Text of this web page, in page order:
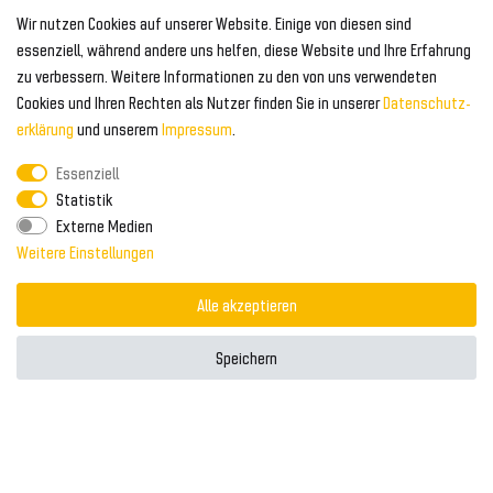
Wir nutzen Cookies auf unserer Website. Einige von diesen sind
essenziell, während andere uns helfen, diese Website und Ihre Erfahrung
zu verbessern. Weitere Informationen zu den von uns verwendeten
Cookies und Ihren Rechten als Nutzer finden Sie in unsererDaten­schutz­
erklärung und unserem Impressum.
Essenziell
Statistik
Externe Medien
Weitere Einstellungen
Alle akzeptieren
Speichern
Frontspoiler
Heckspoiler
Kabelbäume
Kühlergrill
FOLGEN SIE UNS AUF
Tuning Fanatics
ZAHLUNG & VERSAND
Zahlungsanbieter
Versand & Zahlung
WELTWEITER VERSAND
© 2026 Tuning Fanatics